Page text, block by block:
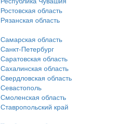
Ростовская область
Рязанская область
Самарская область
Санкт-Петербург
Саратовская область
Сахалинская область
Свердловская область
Севастополь
Смоленская область
Ставропольский край